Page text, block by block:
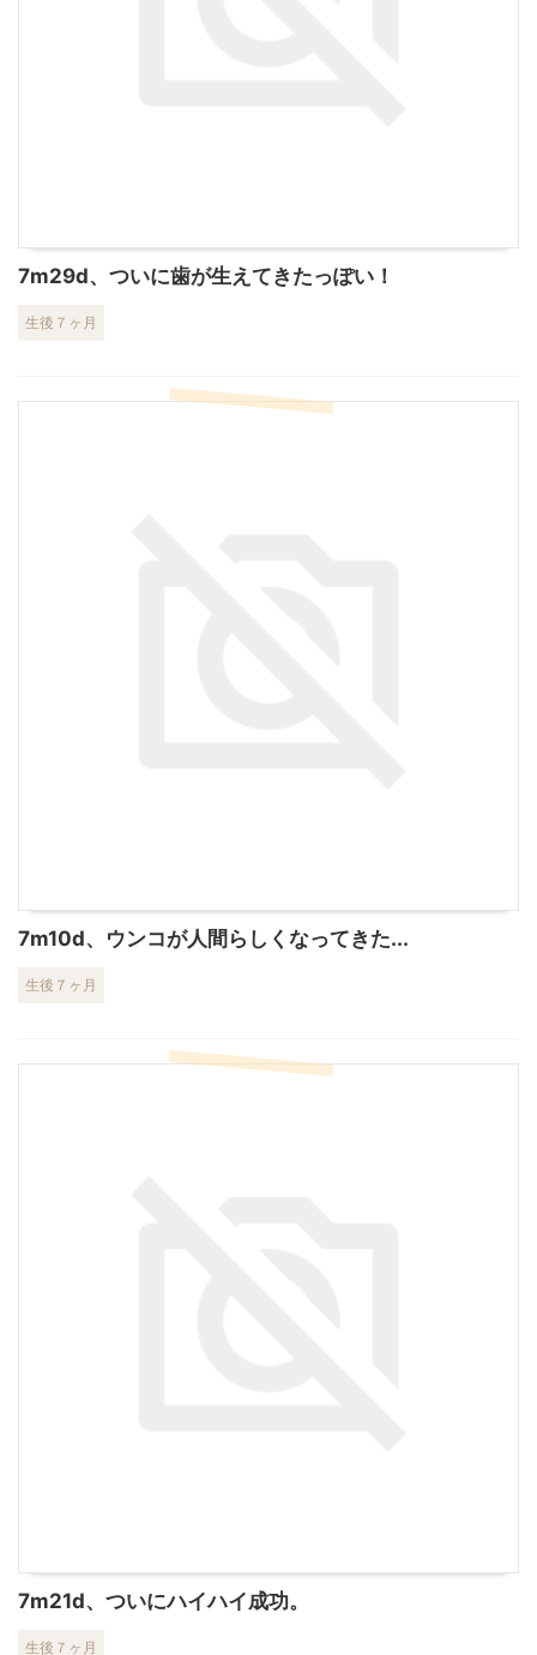
7m29d、ついに歯が生えてきたっぽい！
生後７ヶ月
7m10d、ウンコが人間らしくなってきた...
生後７ヶ月
7m21d、ついにハイハイ成功。
生後７ヶ月